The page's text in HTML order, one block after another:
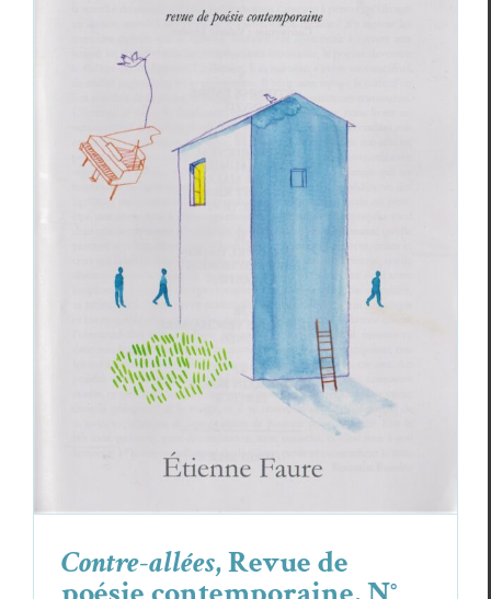
Contre-allées
, Revue de poésie
contemporaine, N° 43, Printemps 2021
Revue des revues
Contre-allées, Revue de